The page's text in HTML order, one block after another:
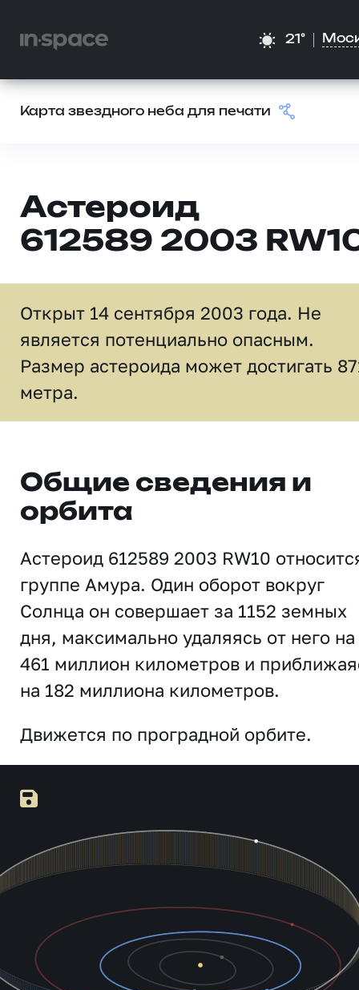
21°
Карта звездного неба для печати
Астероид
612589 2003
Открыт 14 сентября 2003 года. Не
является потенциально опасным.
Размер астероида может достигать
метра.
Общие сведения и
орбита
Астероид 612589 2003 RW10
группе Амура. Один оборот вокруг
Солнца он совершает за 1152 земных
дня, максимально удаляясь от него на
461 миллион километров и
на 182 миллиона километров.
Движется по проградной орбите.